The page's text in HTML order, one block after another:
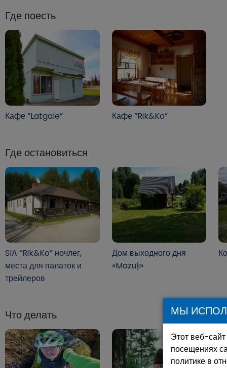
Где поесть
Кафе “Latgale” Кафе “Rik&Ko”
Где остановиться
SIA “Rik&Ko” ночлег,
места для палаток и
трейлеров
Дом выходного дня
«Mazuļi»
Что делать МЫ
Этот веб-
посещениях
политике в